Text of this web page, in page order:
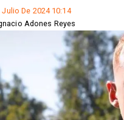
Julio De 2024 10:14
Adones Reyes